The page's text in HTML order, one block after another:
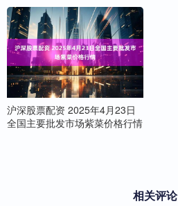
沪深股票配资 2025年4月23日
全国主要批发市场紫菜价格行情
相关评论